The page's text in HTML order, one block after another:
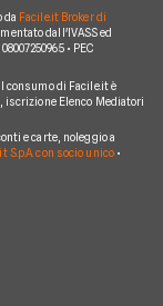
da Facile.it Broker di
dall'IVASS ed
• PEC
consumo di Facile.it è
, iscrizione Elenco Mediatori
e carte, noleggio a
S.p.A. con socio unico•